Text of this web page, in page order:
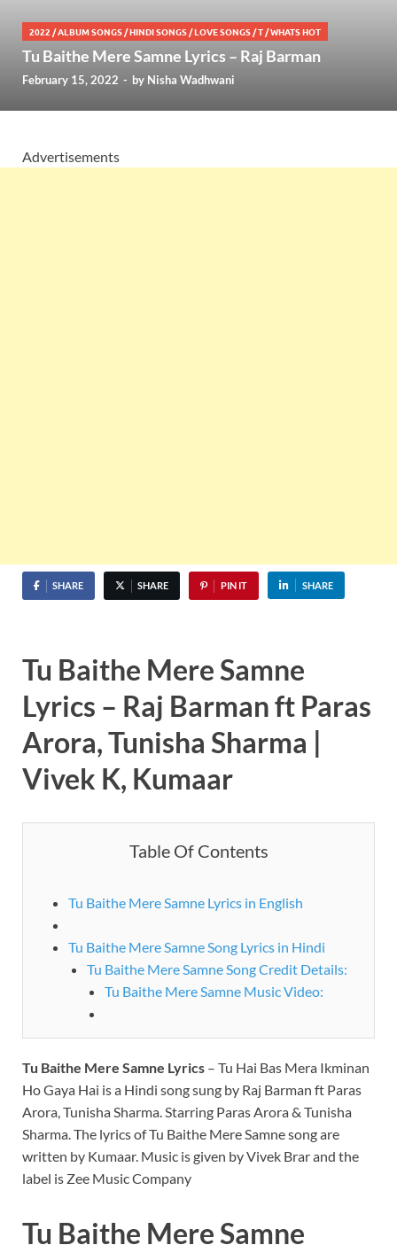
2022 /ALBUM SONGS /HINDI SONGS /LOVE SONGS /T /WHATS HOT
Tu Baithe Mere Samne Lyrics – Raj Barman
February 15, 2022 - by Nisha Wadhwani
Advertisements
SHARE SHARE PIN IT SHARE
Tu Baithe Mere Samne
Lyrics – Raj Barman ft Paras
Arora, Tunisha Sharma |
Vivek K, Kumaar
Table Of Contents
Tu Baithe Mere Samne Lyrics in English
Tu Baithe Mere Samne Song Lyrics in Hindi
Tu Baithe Mere Samne Song Credit Details:
Tu Baithe Mere Samne Music Video:
Tu Baithe Mere Samne Lyrics – Tu Hai Bas Mera Ikminan
Ho Gaya Hai is a Hindi song sung by Raj Barman ft Paras
Arora, Tunisha Sharma. Starring Paras Arora & Tunisha
Sharma. The lyrics of Tu Baithe Mere Samne song are
written by Kumaar. Music is given by Vivek Brar and the
label is Zee Music Company
Tu Baithe Mere Samne